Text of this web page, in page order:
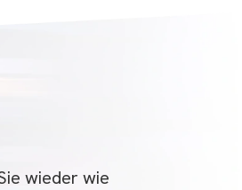
wieder wie